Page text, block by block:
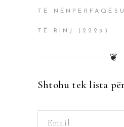
TË
TË RINJ (2229)
❦
Shtohu tek lista